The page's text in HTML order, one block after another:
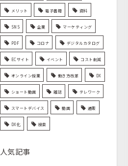
メリット 電子書籍 資料
SNS 企業 マーケティング
PDF コロナ デジタルカタログ
ECサイト イベント コスト削減
オンライン授業 働き方改革 DX
ショート動画 雑誌 テレワーク
スマートデバイス 動画 通販
DX化 検索
人気記事